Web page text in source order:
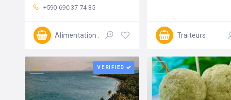
+590 690 37 74 35
Alimentation Fermé Traiteurs
VERIFIED